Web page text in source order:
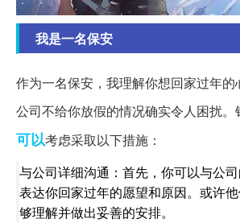
我是一名保安
作为一名保安，我理解你想回家过年
公司不给你放假的情况确实令人困扰
可以考虑采取以下措施：
与公司详细沟通：首先，你可以与公司
表达你回家过年的愿望和原因。或许
够理解并做出妥善的安排。